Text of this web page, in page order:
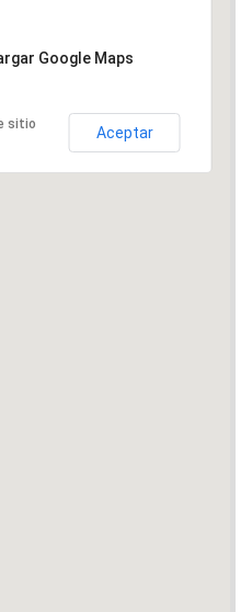
Google Maps
sitio
Aceptar